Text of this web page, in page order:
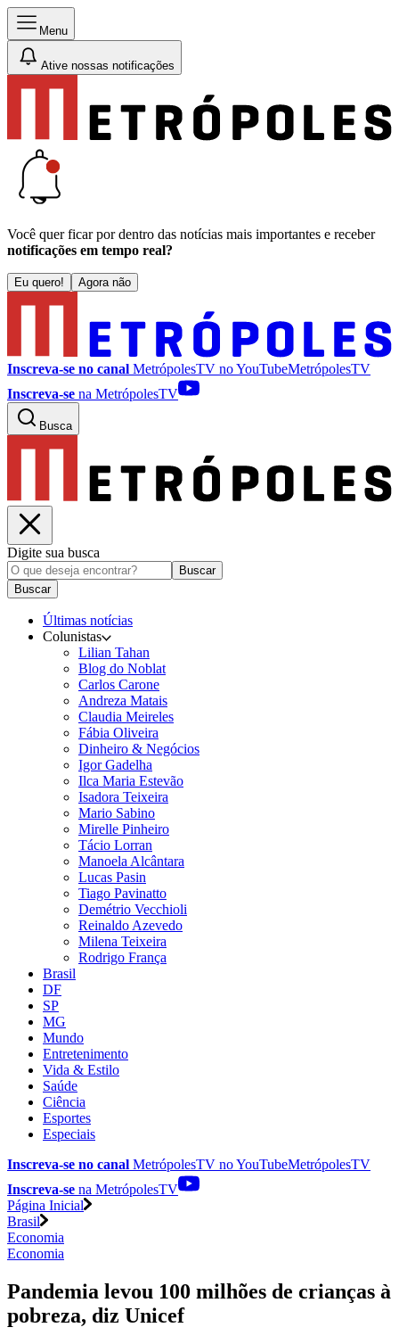
Menu
Ative nossas notificações
Você quer ficar por dentro das notícias mais importantes e receber
notificações em tempo real?
Eu quero! Agora não
Inscreva-se no canal MetrópolesTV noYouTubeMetrópolesTV
Inscreva-se na MetrópolesTV
Busca
Digite sua busca
Buscar
Buscar
Últimas notícias
Colunistas
Lilian Tahan
Blog do Noblat
Carlos Carone
Andreza Matais
Claudia Meireles
Fábia Oliveira
Dinheiro & Negócios
Igor Gadelha
Ilca Maria Estevão
Isadora Teixeira
Mario Sabino
Mirelle Pinheiro
Tácio Lorran
Manoela Alcântara
Lucas Pasin
Tiago Pavinatto
Demétrio Vecchioli
Reinaldo Azevedo
Milena Teixeira
Rodrigo França
Brasil
DF
SP
MG
Mundo
Entretenimento
Vida & Estilo
Saúde
Ciência
Esportes
Especiais
Inscreva-se no canal MetrópolesTV noYouTubeMetrópolesTV
Inscreva-se na MetrópolesTV
Página Inicial
Brasil
Economia
Economia
Pandemia levou 100 milhões de crianças à
pobreza, diz Unicef